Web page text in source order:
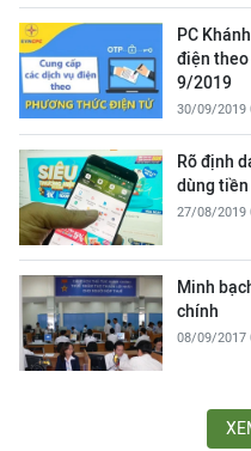
PC
điện
9/2019
30/09/2019
Rõ định
dùng
27/08/2019
Minh
chính
08/09/2017